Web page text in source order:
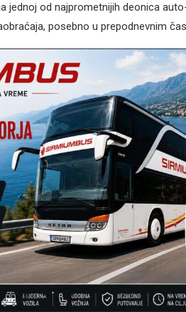
jednoj od najprometnijih deonica
posebno u prepodnevnim